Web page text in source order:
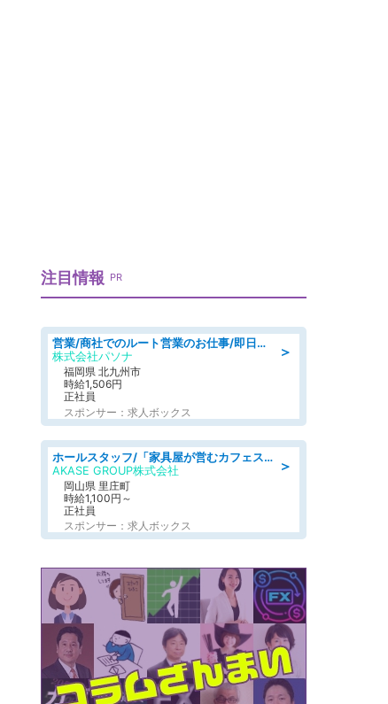
注目情報 PR
＞
営業/商社でのルート営業のお仕事/即日勤務可/車通勤可/営業
株式会社パソナ
福岡県 北九州市
時給1,506円
正社員
スポンサー：求人ボックス
＞
ホールスタッフ/「家具屋が営むカフェスタッフ!」週2日～OK!嬉しいまかない付き/岡山県/浅口郡里庄町
AKASE GROUP株式会社
岡山県 里庄町
時給1,100円～
正社員
スポンサー：求人ボックス